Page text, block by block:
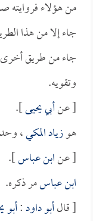
من هؤلاء فروايته
جاء إلا من هذا
جاء من طريق أخرى
وتقويه.
[ عنأبي يحيى].
هوزياد المكي،
[ عنابن عباس].
ابن عباسمر ذكره.
[ قالأبو داود:أبو